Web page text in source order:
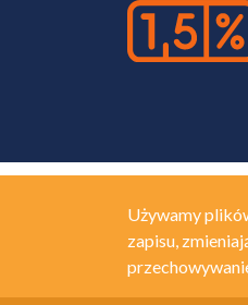
Używamy
zapisu,